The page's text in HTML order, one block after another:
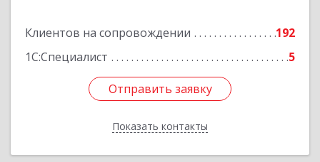
Клиентов на сопровождении
192
1С:Специалист
5
Отправить заявку
Показать контакты
Отправить заявку
Назад